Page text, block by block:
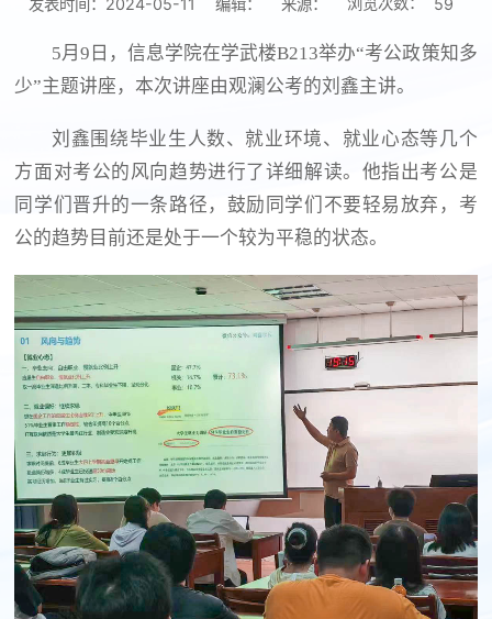
59
5月9日，信息学院在学武楼B213举办“考公政策知多
少”主题讲座，本次讲座由观澜公考的刘鑫主讲。
刘鑫围绕毕业生人数、就业环境、就业心态等几个
方面对考公的风向趋势进行了详细解读。他指出考公是
同学们晋升的一条路径，鼓励同学们不要轻易放弃，考
公的趋势目前还是处于一个较为平稳的状态。